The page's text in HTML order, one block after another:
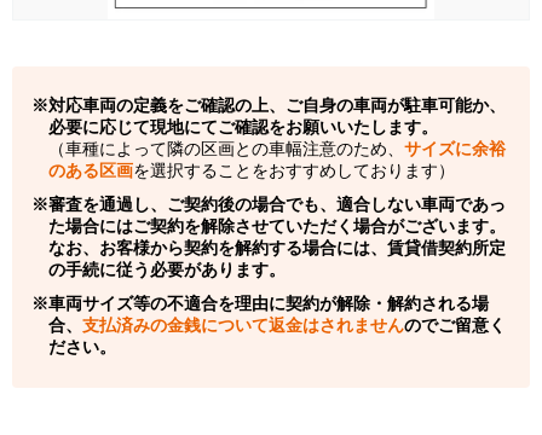
対応車両の定義をご確認の上、ご自身の車両が駐車可能か、
必要に応じて現地にてご確認をお願いいたします。
（車種によって隣の区画との車幅注意のため、 サイズに余裕
のある区画を選択することをおすすめしております）
審査を通過し、ご契約後の場合でも、適合しない車両であっ
た場合にはご契約を解除させていただく場合がございます。
なお、お客様から契約を解約する場合には、賃貸借契約所定
の手続に従う必要があります。
車両サイズ等の不適合を理由に契約が解除・解約される場
合、 支払済みの金銭について返金はされませんのでご留意く
ださい。